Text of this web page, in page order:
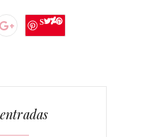
Save